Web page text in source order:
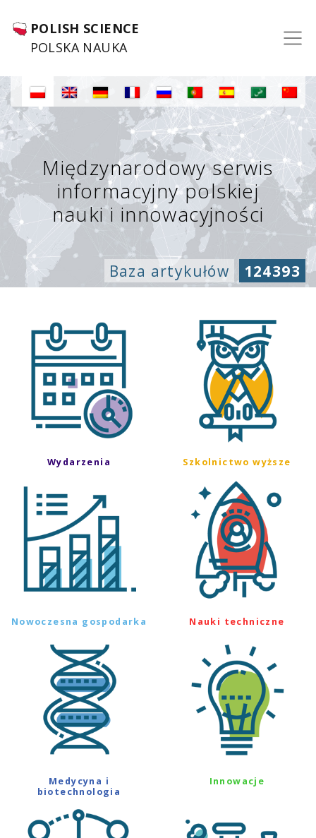
POLISH SCIENCE
POLSKA NAUKA
Międzynarodowy serwis
informacyjny polskiej
nauki i innowacyjności
Baza artykułów 124393
Wydarzenia Szkolnictwo wyższe
Nowoczesna gospodarka Nauki techniczne
Medycyna i
biotechnologia
Innowacje